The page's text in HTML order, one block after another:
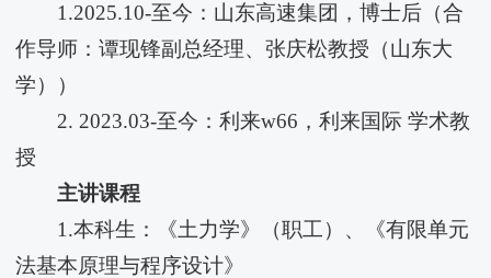
1.2025.10-至今：山东高速集团，博士后（合
作导师：谭现锋副总经理、张庆松教授（山东大
学））
2. 2023.03-至今：利来w66，利来国际 学术教
授
主讲课程
1.本科生：《土力学》（职工）、《有限单元
法基本原理与程序设计》